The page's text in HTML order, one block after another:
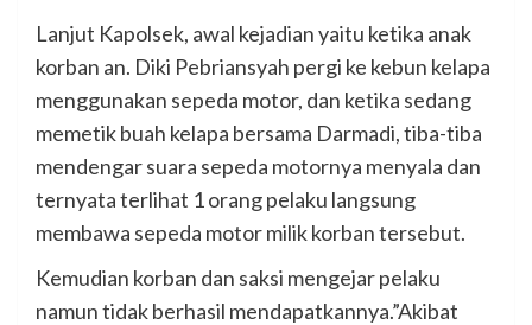
Lanjut Kapolsek, awal kejadian yaitu ketika anak
korban an. Diki Pebriansyah pergi ke kebun kelapa
menggunakan sepeda motor, dan ketika sedang
memetik buah kelapa bersama Darmadi, tiba-tiba
mendengar suara sepeda motornya menyala dan
ternyata terlihat 1 orang pelaku langsung
membawa sepeda motor milik korban tersebut.
Kemudian korban dan saksi mengejar pelaku
namun tidak berhasil mendapatkannya.”Akibat